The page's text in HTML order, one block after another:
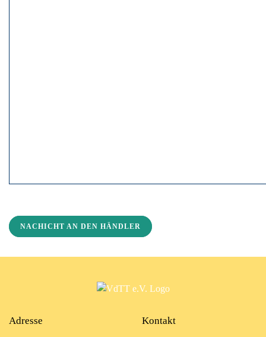
NACHICHT AN DEN HÄNDLER
Adresse Kontakt